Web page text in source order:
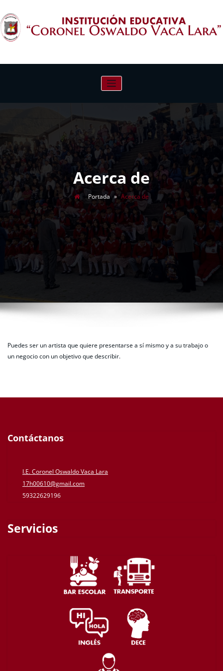
al
contenido
Acerca de
Portada » Acerca de
Puedes ser un artista que quiere presentarse a sí mismo y a su trabajo o
un negocio con un objetivo que describir.
Contáctanos
I.E. Coronel Oswaldo Vaca Lara
17h00610@gmail.com
59322629196
Servicios